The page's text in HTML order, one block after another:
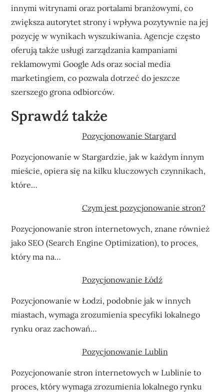
innymi witrynami oraz portalami branżowymi, co
zwiększa autorytet strony i wpływa pozytywnie na jej
pozycję w wynikach wyszukiwania. Agencje często
oferują także usługi zarządzania kampaniami
reklamowymi Google Ads oraz social media
marketingiem, co pozwala dotrzeć do jeszcze
szerszego grona odbiorców.
Sprawdź także
Pozycjonowanie Stargard
Pozycjonowanie w Stargardzie, jak w każdym innym
mieście, opiera się na kilku kluczowych czynnikach,
które…
Czym jest pozycjonowanie stron?
Pozycjonowanie stron internetowych, znane również
jako SEO (Search Engine Optimization), to proces,
który ma na…
Pozycjonowanie Łódź
Pozycjonowanie w Łodzi, podobnie jak w innych
miastach, wymaga zrozumienia specyfiki lokalnego
rynku oraz zachowań…
Pozycjonowanie Lublin
Pozycjonowanie stron internetowych w Lublinie to
proces, który wymaga zrozumienia lokalnego rynku